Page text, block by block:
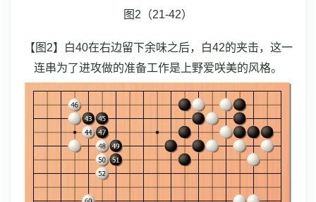
图2（21-42）
【图2】白40在右边留下余味之后，白42的夹击，这一
连串为了进攻做的准备工作是上野爱咲美的风格。